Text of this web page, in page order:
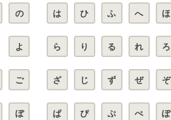
の は ひ ふ へ ほ
よ ら り る れ ろ
ご ざ じ ず ぜ ぞ
ぼ ぱ ぴ ぷ ぺ ぽ